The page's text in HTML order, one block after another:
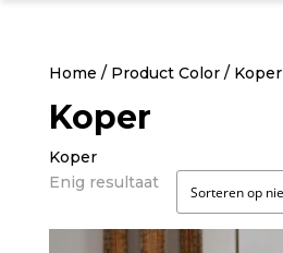
Home / Product Color / Koper
Koper
Koper
Enig resultaat